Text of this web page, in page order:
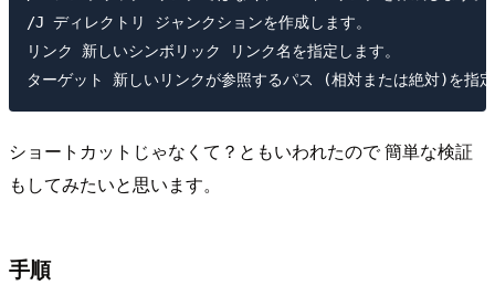
/J ディレクトリ ジャンクションを作成します。
リンク 新しいシンボリック リンク名を指定します。
ショートカットじゃなくて？ともいわれたので 簡単な検証
もしてみたいと思います。
手順